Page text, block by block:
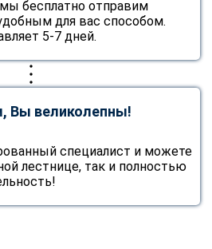
бесплатно отправим
для вас способом.
5-7 дней.
Вы великолепны!
специалист и можете
лестнице, так и полностью